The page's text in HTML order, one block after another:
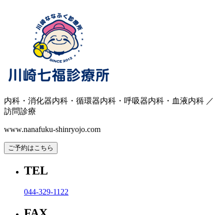
内科・消化器内科・循環器内科・呼吸器内科・血液内科 ／
訪問診療
www.nanafuku-shinryojo.com
ご予約はこちら
TEL
044-329-1122